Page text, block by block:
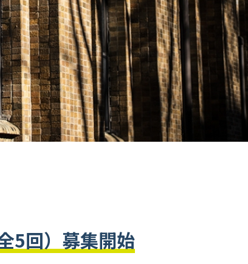
5回）募集開始